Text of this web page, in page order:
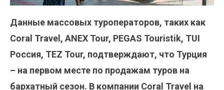
Данные массовых туроператоров, таких как
Coral Travel, ANEX Tour, PEGAS Touristik, TUI
Россия, TEZ Tour, подтверждают, что Турция
– на первом месте по продажам туров на
бархатный сезон. В компании Coral Travel на